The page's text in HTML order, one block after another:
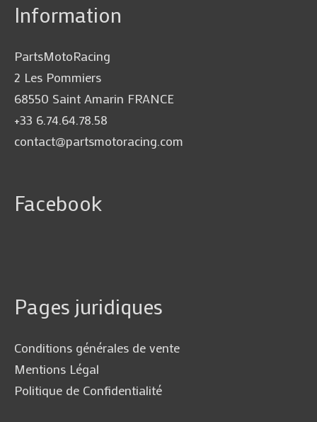
Information
PartsMotoRacing
2 Les Pommiers
68550 Saint Amarin FRANCE
+33 6.74.64.78.58
contact@partsmotoracing.com
Facebook
Pages juridiques
Conditions générales de vente
Mentions Légal
Politique de Confidentialité